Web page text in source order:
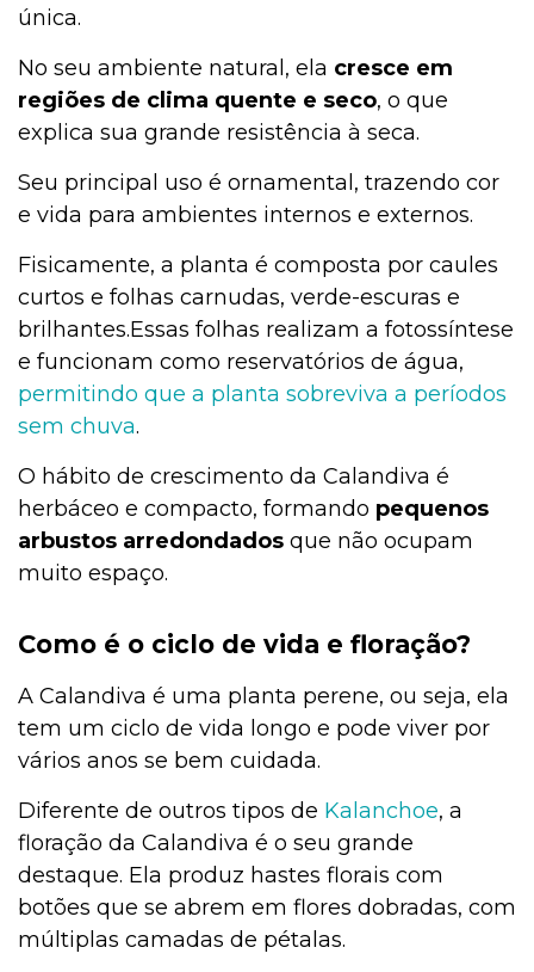
única.
No seu ambiente natural, ela cresce em
regiões de clima quente e seco, o que
explica sua grande resistência à seca.
Seu principal uso é ornamental, trazendo cor
e vida para ambientes internos e externos.
Fisicamente, a planta é composta por caules
curtos e folhas carnudas, verde-escuras e
brilhantes.Essas folhas realizam a fotossíntese
e funcionam como reservatórios de água,
permitindo que a planta sobreviva a períodos
sem chuva.
O hábito de crescimento da Calandiva é
herbáceo e compacto, formando pequenos
arbustos arredondados que não ocupam
muito espaço.
Como é o ciclo de vida e floração?
A Calandiva é uma planta perene, ou seja, ela
tem um ciclo de vida longo e pode viver por
vários anos se bem cuidada.
Diferente de outros tipos de Kalanchoe, a
floração da Calandiva é o seu grande
destaque. Ela produz hastes florais com
botões que se abrem em flores dobradas, com
múltiplas camadas de pétalas.